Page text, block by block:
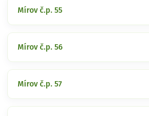
Mírov č.p. 55
Mírov č.p. 56
Mírov č.p. 57